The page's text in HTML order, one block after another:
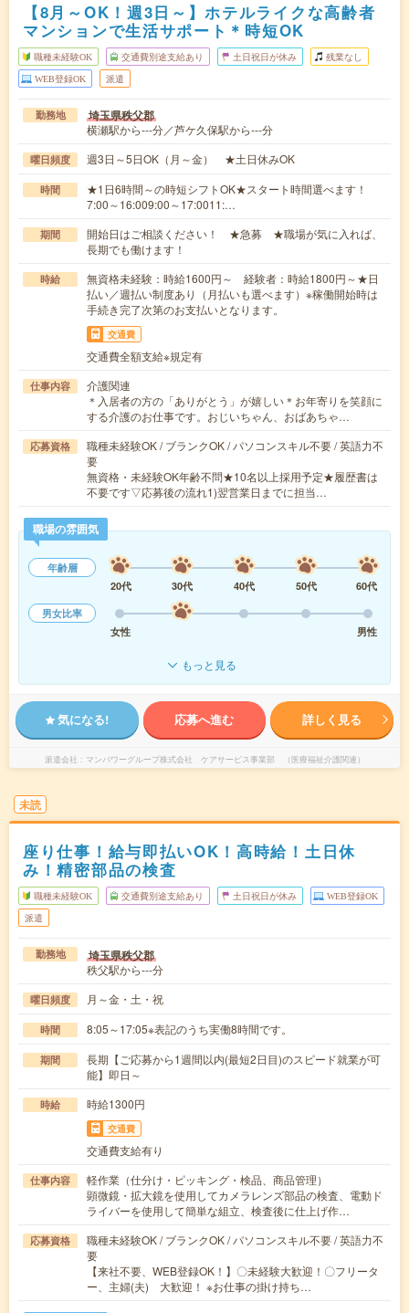
【8月～OK！週3日～】ホテルライクな高齢者
マンションで生活サポート＊時短OK
職種未経験OK 交通費別途支給あり 土日祝日が休み 残業なし
WEB登録OK 派遣
勤務地 埼玉県秩父郡
横瀬駅から---分／芦ケ久保駅から---分
曜日頻度 週3日～5日OK（月～金） ★土日休みOK
時間
★1日6時間～の時短シフトOK★スタート時間選べます！
7:00～16:009:00～17:0011:…
期間
開始日はご相談ください！ ★急募 ★職場が気に入れば、
長期でも働けます！
時給
無資格未経験：時給1600円～ 経験者：時給1800円～★日
払い／週払い制度あり（月払いも選べます）※稼働開始時は
手続き完了次第のお支払いとなります。
交通費
交通費全額支給※規定有
仕事内容
介護関連
＊入居者の方の「ありがとう」が嬉しい＊お年寄りを笑顔に
する介護のお仕事です。おじいちゃん、おばあちゃ…
応募資格
職種未経験OK / ブランクOK / パソコンスキル不要 / 英語力不
要
無資格・未経験OK年齢不問★10名以上採用予定★履歴書は
不要です▽応募後の流れ1)翌営業日までに担当…
職場の雰囲気
年齢層
20代
30代 40代 50代
60代
男女比率
女性
男性
もっと見る
気になる! 応募へ進む 詳しく見る
派遣会社 マンパワーグループ株式会社 ケアサービス事業部 （医療福祉介護関連）
未読
座り仕事！給与即払いOK！高時給！土日休
み！精密部品の検査
職種未経験OK 交通費別途支給あり 土日祝日が休み WEB登録OK
派遣
勤務地 埼玉県秩父郡
秩父駅から---分
曜日頻度 月～金・土・祝
時間 8:05～17:05※表記のうち実働8時間です。
期間
長期【ご応募から1週間以内(最短2日目)のスピード就業が可
能】即日～
時給 時給1300円
交通費
交通費支給有り
仕事内容
軽作業（仕分け・ピッキング・検品、商品管理）
顕微鏡・拡大鏡を使用してカメラレンズ部品の検査、電動ド
ライバーを使用して簡単な組立、検査後に仕上げ作…
応募資格
職種未経験OK / ブランクOK / パソコンスキル不要 / 英語力不
要
【来社不要、WEB登録OK！】〇未経験大歓迎！〇フリータ
ー、主婦(夫) 大歓迎！ ※お仕事の掛け持ち…